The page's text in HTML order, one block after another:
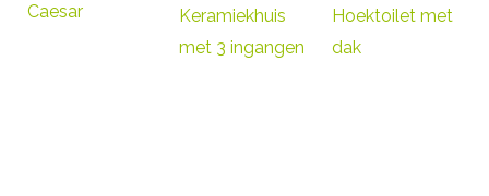
Caesar
Keramiekhuis
met 3 ingangen
Hoektoilet met
dak